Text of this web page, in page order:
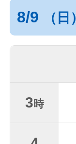
8/9 （日）
3時